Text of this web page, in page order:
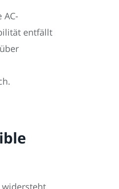
entfällt
widersteht